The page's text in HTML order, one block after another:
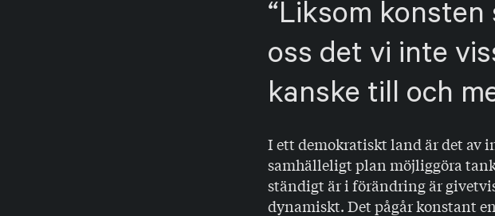
Liksom
oss det vi inte
kanske till och
I ett demokratiskt land är det av
samhälleligt plan möjliggöra
ständigt är i förändring är
dynamiskt. Det pågår konstant